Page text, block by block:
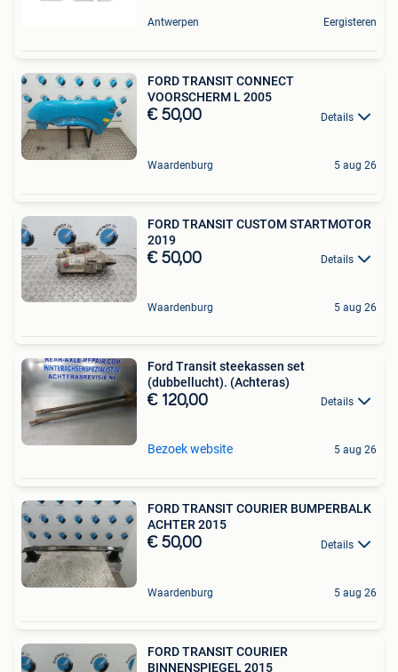
Antwerpen Eergisteren
FORD TRANSIT CONNECT
VOORSCHERM L 2005
€ 50,00 Details
Waardenburg 5 aug 26
FORD TRANSIT CUSTOM STARTMOTOR
2019
€ 50,00 Details
Waardenburg 5 aug 26
Ford Transit steekassen set
(dubbellucht). (Achteras)
€ 120,00 Details
Bezoek website 5 aug 26
FORD TRANSIT COURIER BUMPERBALK
ACHTER 2015
€ 50,00 Details
Waardenburg 5 aug 26
FORD TRANSIT COURIER
BINNENSPIEGEL 2015